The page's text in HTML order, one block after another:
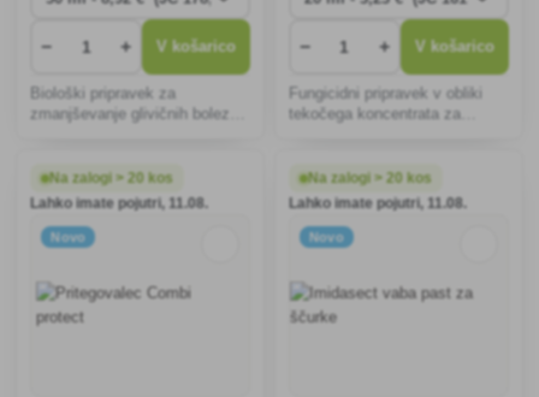
− + V košarico
Biološki pripravek za
zmanjševanje glivičnih bolezni
sadnega drevja in vinske trte.
− + V košarico
Fungicidni pripravek v obliki
tekočega koncentrata za
boleznim koruze, vinske trte,
jedrc in koščičastega sadja.
Na zalogi > 20 kos
Lahko imate pojutri, 11.08.
Novo
Na zalogi > 20 kos
Lahko imate pojutri, 11.08.
Novo